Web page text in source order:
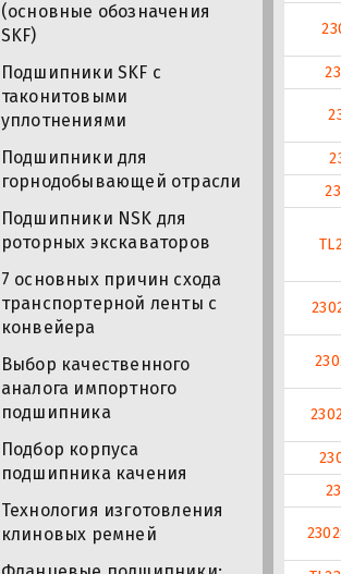
(основные обозначения
SKF)
Подшипники SKF с
таконитовыми
уплотнениями
Подшипники для
горнодобывающей отрасли
Подшипники NSK для
роторных экскаваторов
7 основных причин схода
транспортерной ленты с
конвейера
Выбор качественного
аналога импортного
подшипника
Подбор корпуса
подшипника качения
Технология изготовления
клиновых ремней